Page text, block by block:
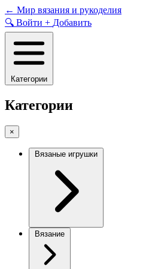
Skip
to
content
← Мир вязания и рукоделия
🔍 Войти + Добавить
Категории
Категории
×
Вязаные игрушки
Вязание